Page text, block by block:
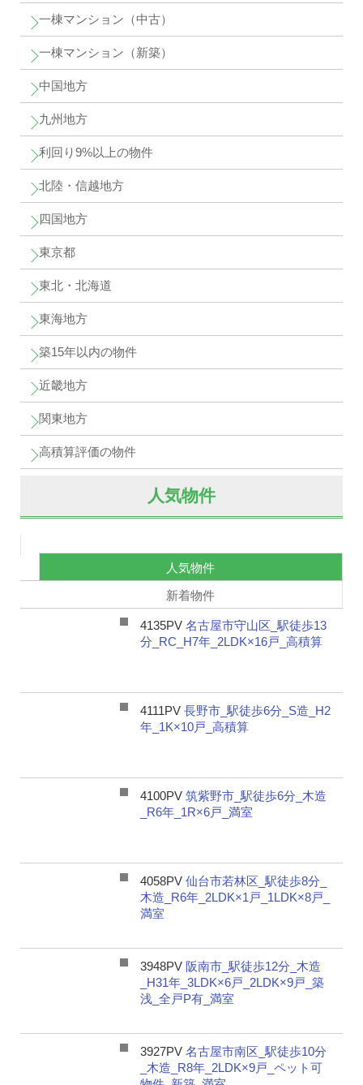
一棟マンション（中古）
一棟マンション（新築）
中国地方
九州地方
利回り9%以上の物件
北陸・信越地方
四国地方
東京都
東北・北海道
東海地方
築15年以内の物件
近畿地方
関東地方
高積算評価の物件
人気物件
人気物件
新着物件
4135PV 名古屋市守山区_駅徒歩13
分_RC_H7年_2LDK×16戸_高積算
4111PV 長野市_駅徒歩6分_S造_H2
年_1K×10戸_高積算
4100PV 筑紫野市_駅徒歩6分_木造
_R6年_1R×6戸_満室
4058PV 仙台市若林区_駅徒歩8分_
木造_R6年_2LDK×1戸_1LDK×8戸_
満室
3948PV 阪南市_駅徒歩12分_木造
_H31年_3LDK×6戸_2LDK×9戸_築
浅_全戸P有_満室
3927PV 名古屋市南区_駅徒歩10分
_木造_R8年_2LDK×9戸_ペット可